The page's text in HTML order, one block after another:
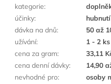
kategorie:
účinky:
hubnutí
dávka na dnů:
50 až
užívání:
1 - 2
cena za gram:
33,11
cena denní dávky:
14,90
nevhodné pro:
osoby